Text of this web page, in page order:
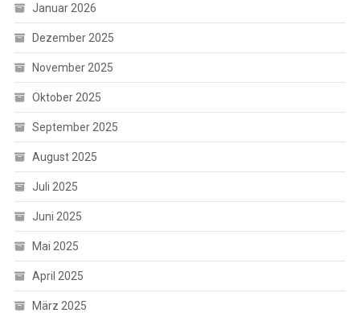
Januar 2026
Dezember 2025
November 2025
Oktober 2025
September 2025
August 2025
Juli 2025
Juni 2025
Mai 2025
April 2025
März 2025